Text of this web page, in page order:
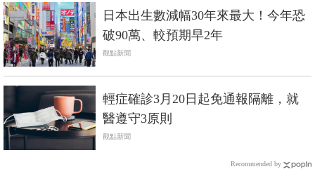
日本出生數減幅30年來最大！今年恐
破90萬、較預期早2年
觀點新聞
輕症確診3月20日起免通報隔離，就
醫遵守3原則
觀點新聞
Recommended by